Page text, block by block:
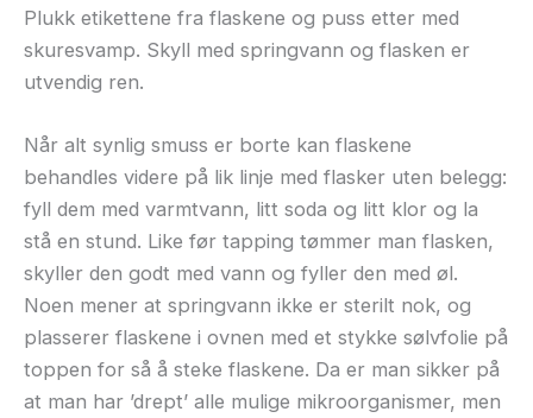
Plukk etikettene fra flaskene og puss etter med
skuresvamp. Skyll med springvann og flasken er
utvendig ren.
Når alt synlig smuss er borte kan flaskene
behandles videre på lik linje med flasker uten belegg:
fyll dem med varmtvann, litt soda og litt klor og la
stå en stund. Like før tapping tømmer man flasken,
skyller den godt med vann og fyller den med øl.
Noen mener at springvann ikke er sterilt nok, og
plasserer flaskene i ovnen med et stykke sølvfolie på
toppen for så å steke flaskene. Da er man sikker på
at man har ’drept’ alle mulige mikroorganismer, men